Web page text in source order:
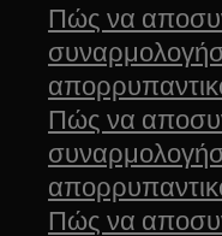
Πώς να
Πώς να
Πώς να